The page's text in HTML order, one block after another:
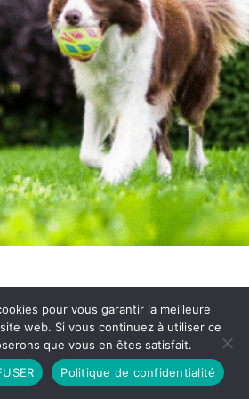
Politique de Confidentialité
CGU
par DIEUDUDIABLE
pour vous garantir la meilleure
web. Si vous continuez à utiliser ce
que vous en êtes satisfait.
Politique de confidentialité